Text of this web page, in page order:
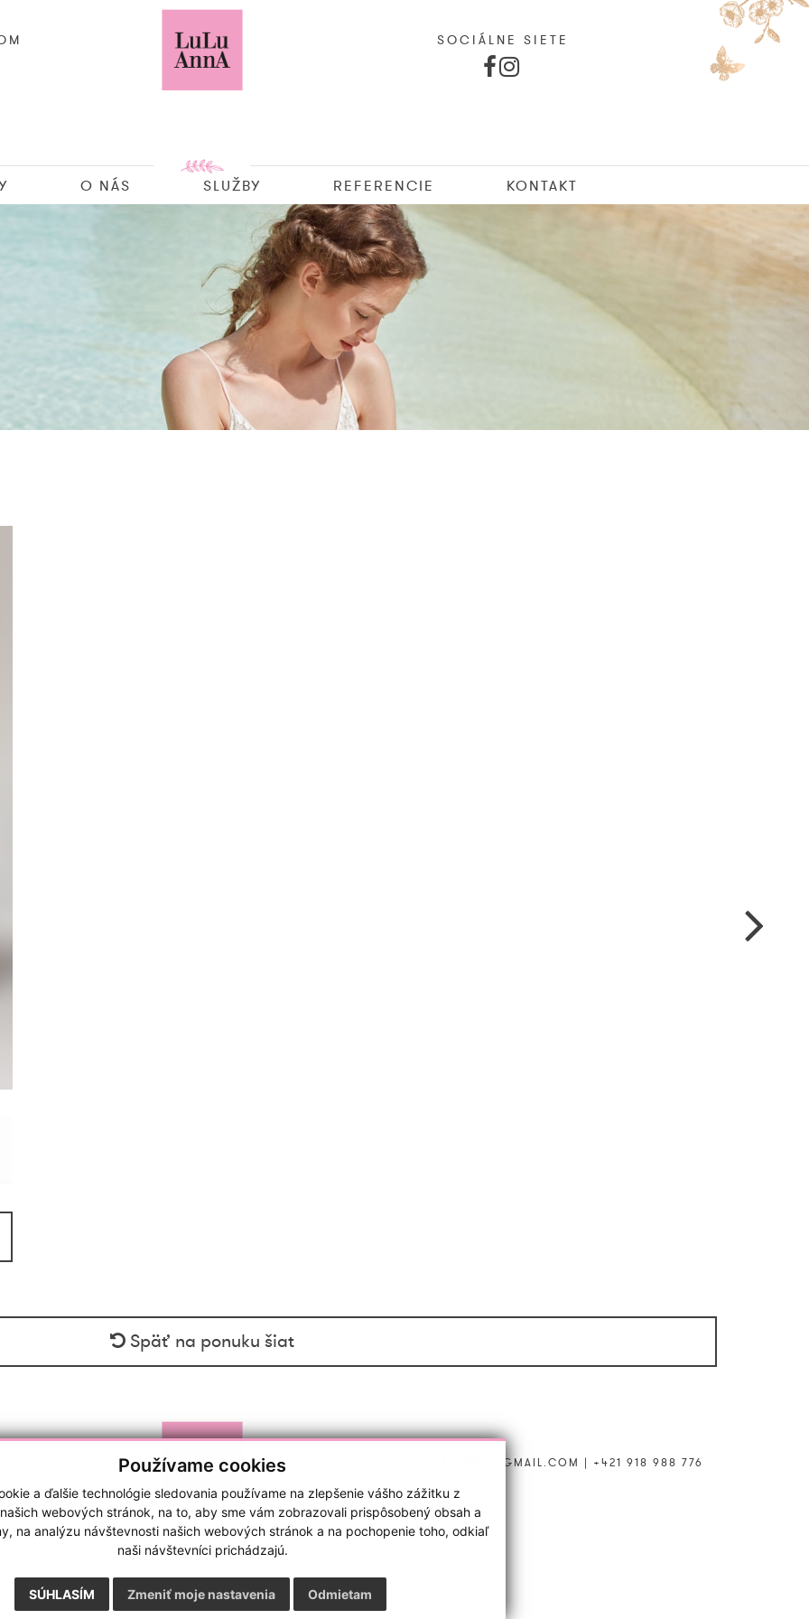
Používame cookies
a ďalšie technológie sledovania používame na zlepšenie vášho zážitku z
webových stránok, na to, aby sme vám zobrazovali prispôsobený obsah a
na analýzu návštevnosti našich webových stránok a na pochopenie toho, odkiaľ
naši návštevníci prichádzajú.
SÚHLASÍM Odmietam
Zmeniť moje nastavenia
SOCIÁLNE SIETE
O NÁS SLUŽBY REFERENCIE KONTAKT
Späť na ponuku šiat
SALONLULUANNA@GMAIL.COM | +421 918 988 776
GDPR| Cookies
webdesign| webex.sk